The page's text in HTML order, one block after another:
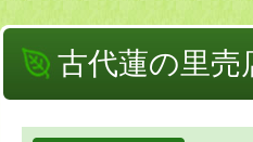
古代蓮の里売